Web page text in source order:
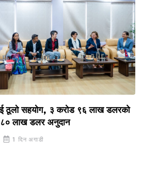
ठूलो सहयोग, ३ करोड ९६ लाख डलरको
लाख डलर अनुदान
1 दिन अगाडी